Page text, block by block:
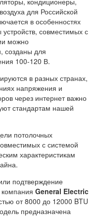
для Российской
в особенностях
совместимых с
можно
созданы для
100-120 В.
в разных странах,
напряжения и
через интернет важно
стандартам нашей
потолочных
с системой
характеристикам
подтверждение
компания General Electric
от 8000 до 12000 BTU
предназначена